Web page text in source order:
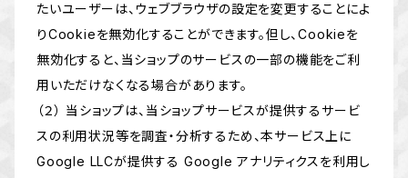
たいユーザーは、ウェブブラウザの設定を変更することによ
りCookieを無効化することができます。但し、Cookieを
無効化すると、当ショップのサービスの一部の機能をご利
用いただけなくなる場合があります。
（２） 当ショップは、当ショップサービスが提供するサービ
スの利用状況等を調査・分析するため、本サービス上に
Google LLCが提供する Google アナリティクスを利用し